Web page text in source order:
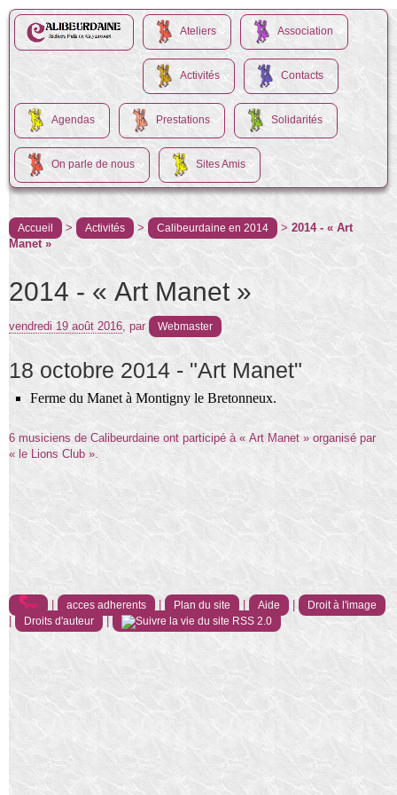
Ateliers Association
Activités Contacts
Agendas Prestations Solidarités
On parle de nous Sites Amis
Accueil > Activités > Calibeurdaine en 2014 > 2014 - « Art
Manet »
2014 - « Art Manet »
vendredi 19 août 2016, par Webmaster
18 octobre 2014 - "Art Manet"
Ferme du Manet à Montigny le Bretonneux.
6 musiciens de Calibeurdaine ont participé à « Art Manet » organisé par
« le Lions Club ».
acces adherents Plan du site Aide Droit à l'image
Droits d'auteur RSS 2.0